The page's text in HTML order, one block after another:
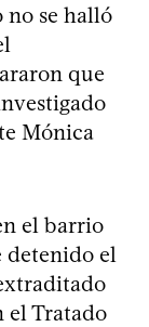
no se halló
que
Mónica
el barrio
detenido el
el Tratado